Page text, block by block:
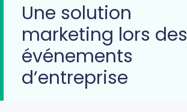
Une solution
marketing lors des
événements
d’entreprise